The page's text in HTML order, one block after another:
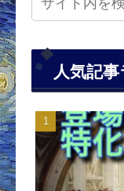
人気記